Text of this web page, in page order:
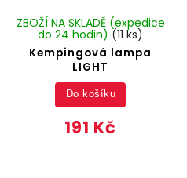
Kempingová lampa
LIGHT
ZBOŽÍ NA SKLADĚ (expedice
do 24 hodin) (11 ks)
191 Kč
Do košíku